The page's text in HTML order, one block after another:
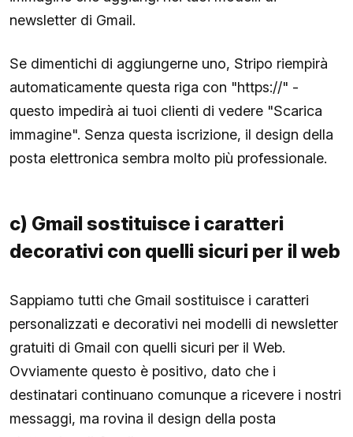
newsletter di Gmail.
Se dimentichi di aggiungerne uno, Stripo riempirà
automaticamente questa riga con "https://" -
questo impedirà ai tuoi clienti di vedere "Scarica
immagine". Senza questa iscrizione, il design della
posta elettronica sembra molto più professionale.
c) Gmail sostituisce i caratteri
decorativi con quelli sicuri per il web
Sappiamo tutti che Gmail sostituisce i caratteri
personalizzati e decorativi nei modelli di newsletter
gratuiti di Gmail con quelli sicuri per il Web.
Ovviamente questo è positivo, dato che i
destinatari continuano comunque a ricevere i nostri
messaggi, ma rovina il design della posta